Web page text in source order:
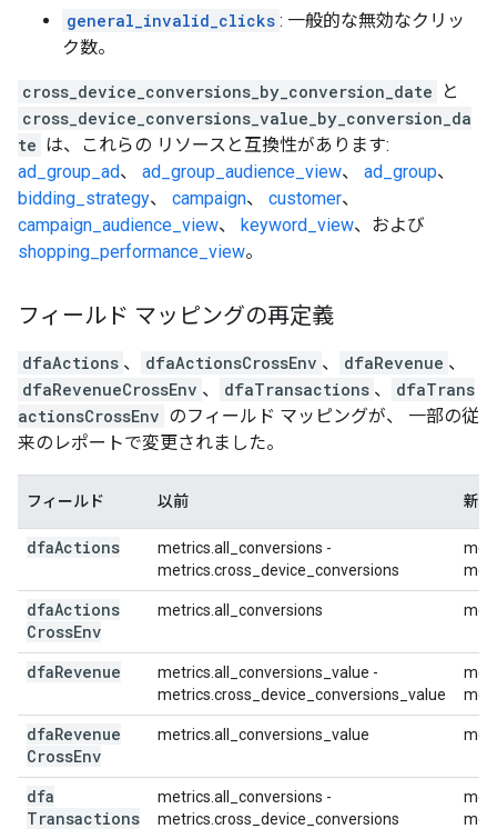
general_invalid_clicks : 一般的な無効なクリッ
ク数。
cross_device_conversions_by_conversion_date
と
cross_device_conversions_value_by_conversion_da
te は、これらの リソースと互換性があります:
ad_group_ad、 ad_group_audience_view、 ad_group、
bidding_strategy、 campaign、 customer、
campaign_audience_view、 keyword_view、および
shopping_performance_view。
フィールド マッピングの再定義
dfaActions 、 dfaActionsCrossEnv 、 dfaRevenue 、
dfaRevenueCrossEnv 、 dfaTransactions 、
dfaTrans
actionsCrossEnv のフィールド マッピングが、 一部の従
来のレポートで変更されました。
フィールド 以前 新
dfaActions
metrics.all_conversions -
metrics.cross_device_conversions
dfaActions
CrossEnv
metrics.all_conversions
dfaRevenue
metrics.all_conversions_value -
metrics.cross_device_conversions_value
dfaRevenue
CrossEnv
metrics.all_conversions_value
dfa
Transactions
metrics.all_conversions -
metrics.cross_device_conversions